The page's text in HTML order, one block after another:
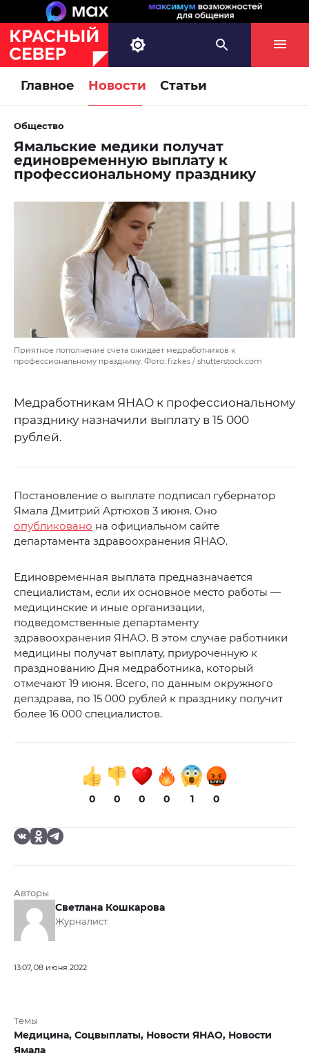
Главное Новости Статьи
Общество
Ямальские медики получат
единовременную выплату к
профессиональному празднику
Приятное пополнение счета ожидает медработников к
профессиональному празднику. Фото: fizkes / shutterstock.com
Медработникам ЯНАО к профессиональному
празднику назначили выплату в 15 000
рублей.
Постановление о выплате подписал губернатор
Ямала Дмитрий Артюхов 3 июня. Оно
опубликовано на официальном сайте
департамента здравоохранения ЯНАО.
Единовременная выплата предназначается
специалистам, если их основное место работы —
медицинские и иные организации,
подведомственные департаменту
здравоохранения ЯНАО. В этом случае работники
медицины получат выплату, приуроченную к
празднованию Дня медработника, который
отмечают 19 июня. Всего, по данным окружного
депздрава, по 15 000 рублей к празднику получит
более 16 000 специалистов.
0 0 0 0 1 0
Авторы
Светлана Кошкарова
Журналист
13:07, 08 июня 2022
Темы
Медицина, Соцвыплаты, Новости ЯНАО, Новости
Ямала